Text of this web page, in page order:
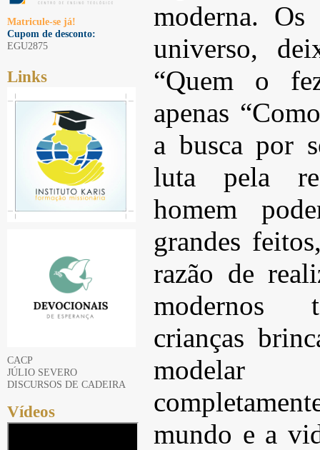
Matricule-se já!
Cupom de desconto:
EGU2875
Links
CACP
JÚLIO SEVERO
DISCURSOS DE CADEIRA
Vídeos
moderna.
universo,
“Quem o
apenas
a busca por
luta pela
homem
grandes
razão de
modernos
crianças
modelar
mundo e a